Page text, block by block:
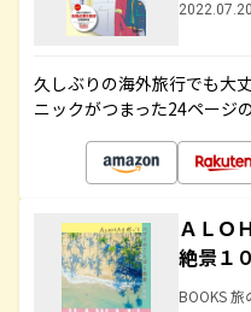
久しぶりの海外旅行でも大
ニックがつまった24ページ
ＡＬＯ
絶景１
BOOKS